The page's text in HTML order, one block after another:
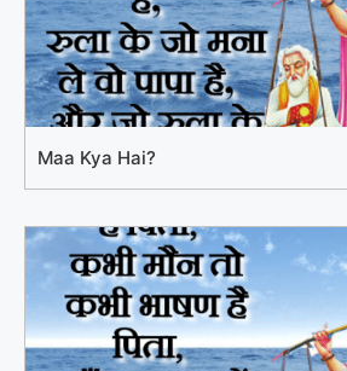
Maa Kya Hai?